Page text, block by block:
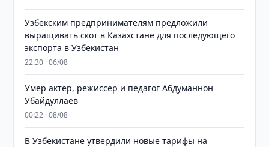
Узбекским предпринимателям предложили
выращивать скот в Казахстане для последующего
экспорта в Узбекистан
22:30 · 06/08
Умер актёр, режиссёр и педагог Абдуманнон
Убайдуллаев
00:22 · 08/08
В Узбекистане утвердили новые тарифы на